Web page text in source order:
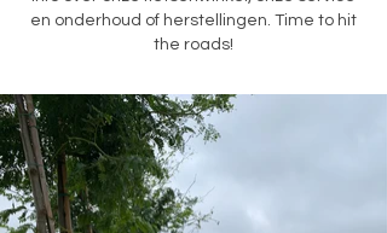
en onderhoud of herstellingen. Time to hit
the roads!